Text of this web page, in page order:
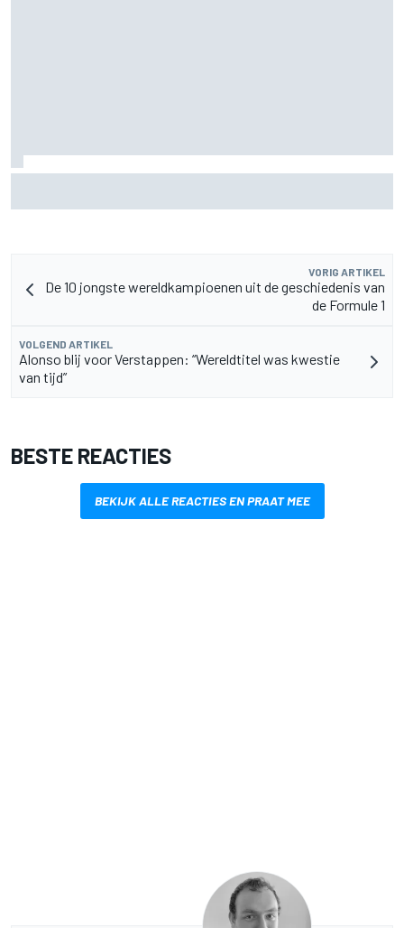
VORIG ARTIKEL
De 10 jongste wereldkampioenen uit de geschiedenis van
de Formule 1
VOLGEND ARTIKEL
Alonso blij voor Verstappen: “Wereldtitel was kwestie
van tijd”
BESTE REACTIES
BEKIJK ALLE REACTIES EN PRAAT MEE